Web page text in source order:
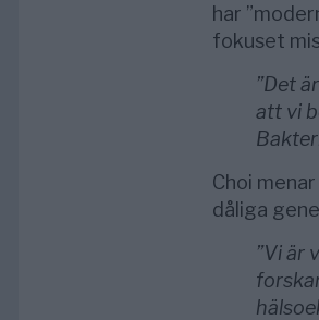
har
fokuset
”Det
att vi
Choi
dåliga
”Vi är